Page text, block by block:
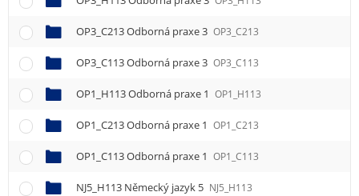
OP3_C213 Odborná praxe 3 OP3_C213
OP3_C113 Odborná praxe 3 OP3_C113
OP1_H113 Odborná praxe 1 OP1_H113
OP1_C213 Odborná praxe 1 OP1_C213
OP1_C113 Odborná praxe 1 OP1_C113
NJ5_H113 Německý jazyk 5 NJ5_H113